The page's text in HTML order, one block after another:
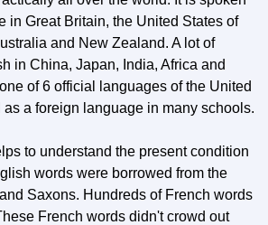
in Great Britain, the United States of
and New Zealand. A lot of
in China, Japan, India, Africa and
of 6 official languages of the United
as a foreign language in many schools.
to understand the present condition
words were borrowed from the
Saxons. Hundreds of French words
French words didn't crowd out